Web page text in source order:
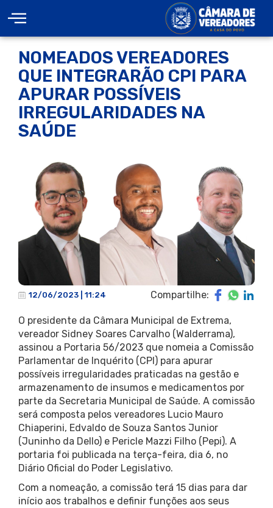
NOMEADOS VEREADORES
QUE INTEGRARÃO CPI PARA
APURAR POSSÍVEIS
IRREGULARIDADES NA
SAÚDE
12/06/2023 | 11:24 Compartilhe:
O presidente da Câmara Municipal de Extrema,
vereador Sidney Soares Carvalho (Walderrama),
assinou a Portaria 56/2023 que nomeia a Comissão
Parlamentar de Inquérito (CPI) para apurar
possíveis irregularidades praticadas na gestão e
armazenamento de insumos e medicamentos por
parte da Secretaria Municipal de Saúde. A comissão
será composta pelos vereadores Lucio Mauro
Chiaperini, Edvaldo de Souza Santos Junior
(Juninho da Dello) e Pericle Mazzi Filho (Pepi). A
portaria foi publicada na terça-feira, dia 6, no
Diário Oficial do Poder Legislativo.
Com a nomeação, a comissão terá 15 dias para dar
início aos trabalhos e definir funções aos seus